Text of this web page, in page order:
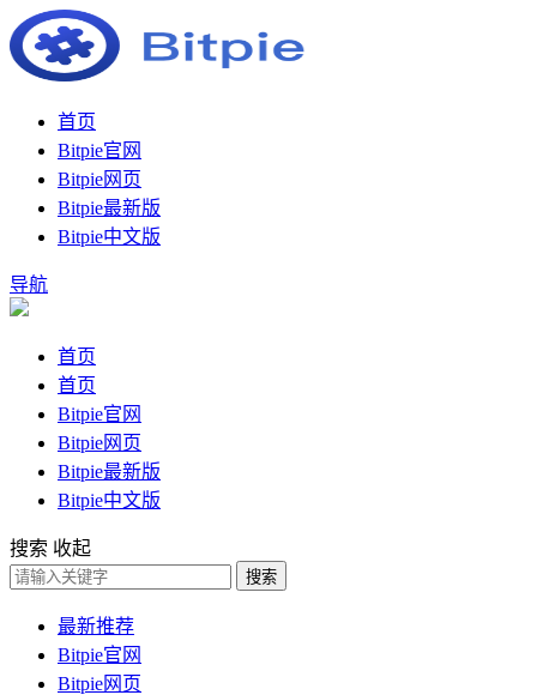
首页
Bitpie官网
Bitpie网页
Bitpie最新版
Bitpie中文版
导航
首页
首页
Bitpie官网
Bitpie网页
Bitpie最新版
Bitpie中文版
搜索 收起
搜索
最新推荐
Bitpie官网
Bitpie网页